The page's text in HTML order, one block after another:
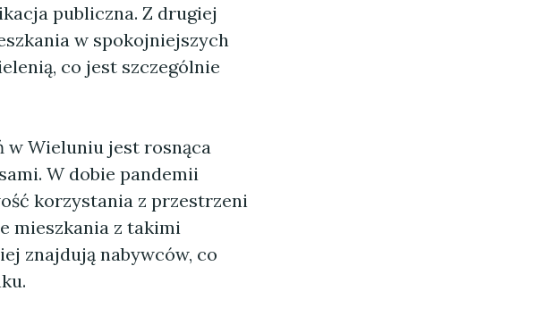
publiczna. Z drugiej
w spokojniejszych
co jest szczególnie
w Wieluniu jest rosnąca
W dobie pandemii
korzystania z przestrzeni
mieszkania z takimi
znajdują nabywców, co